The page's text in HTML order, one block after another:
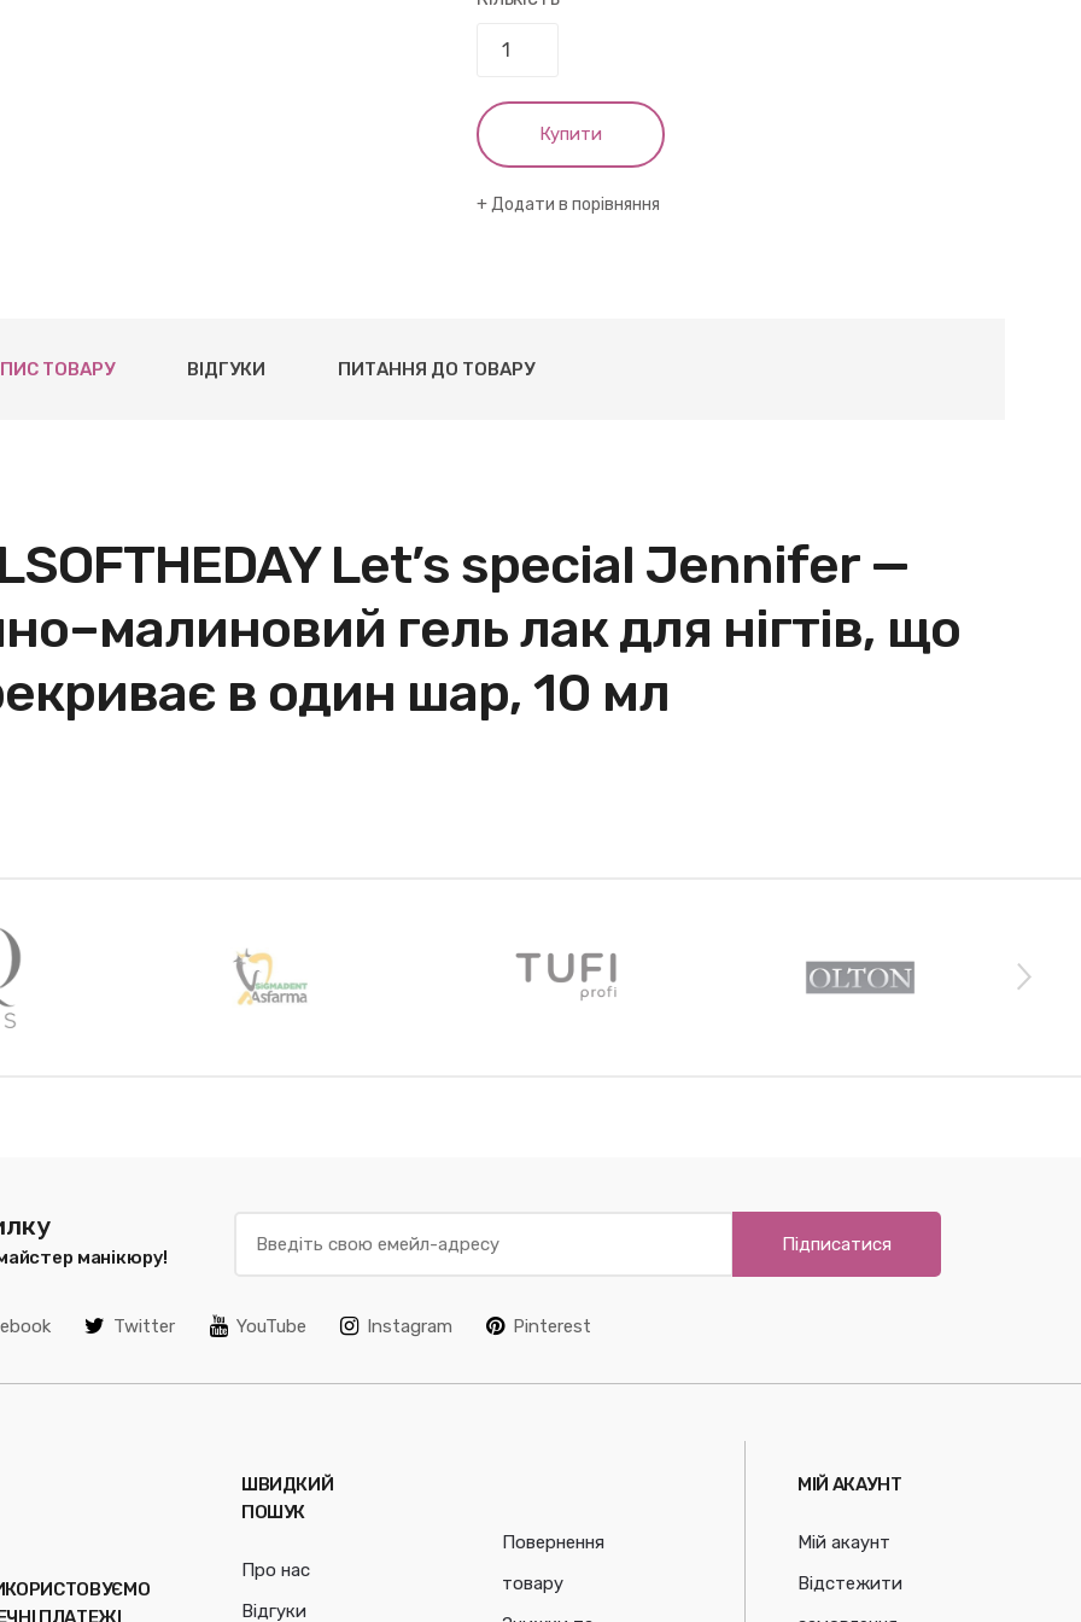
Купити
Додати в порівняння
ТОВАРУ ВІДГУКИ ПИТАННЯ ДО ТОВАРУ
Let’s special Jennifer —
гель лак для нігтів, що
в один шар, 10 мл
манікюру!
Підписатися
Twitter YouTube Instagram Pinterest
ПЛАТЕЖІ
ШВИДКИЙ
ПОШУК
Про нас
Відгуки
Повернення
товару
МІЙ АКАУНТ
Мій акаунт
Відстежити